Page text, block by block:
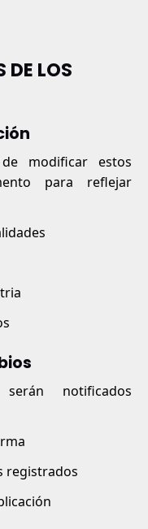
DE LOS
modificar estos
para reflejar
notificados
registrados